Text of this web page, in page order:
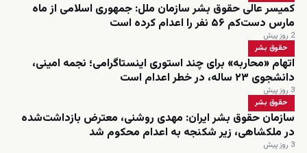
کمیسر عالی حقوق بشر سازمان ملل: جمهوری اسلامی از ماه
مارس دست‌کم ۵۶ نفر را اعدام کرده است
2 روز پیش
حقوق بشر
اتهام «محاربه» برای چند استوری اینستاگرامی؛ نجمه امینی،
دانشجوی ۲۳ ساله، در خطر اعدام است
3 روز پیش
حقوق بشر
سازمان حقوق بشر ایران: مهدی روشنی، معترض بازداشت‌شده
در ملکشاهی، زیر شکنجه به اعدام محکوم شد
3 روز پیش